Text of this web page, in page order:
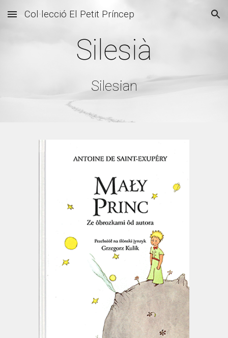
Skip to main content Skip to navigation
Col·lecció El Petit Príncep
Silesià
Silesian